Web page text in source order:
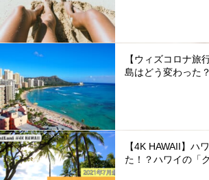
【ウィズコロナ旅
島はどう変わった
【4K HAWAII】ハ
た！？ハワイの「ク